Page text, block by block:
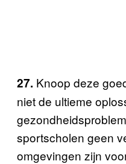
27. Knoop deze
niet de ultieme
sportscholen geen
omgevingen zijn